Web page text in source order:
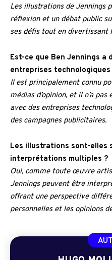
Les illustrations de Jennings
réflexion et un débat public
ses défis tout en divertissant
Est-ce que Ben Jennings a
entreprises
Il est principalement connu
médias d’opinion, et il n’a
avec des entreprises
des campagnes publicitaires.
Les illustrations sont-elles
interprétations multiples ?
Oui, comme toute œuvre
Jennings peuvent être
offrant une perspective
personnelles et les opinions